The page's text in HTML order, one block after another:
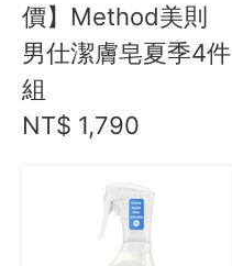
Instagram
客服專線
服務信箱
價】Method美則
男仕潔膚皂夏季4件
組
NT$ 1,790